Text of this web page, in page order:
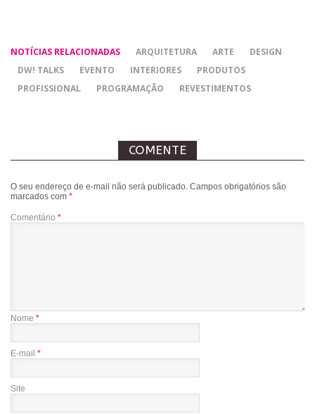
NOTÍCIAS RELACIONADAS ARQUITETURA ARTE
DESIGN
DW! TALKS
EVENTO INTERIORES
PRODUTOS
PROFISSIONAL
PROGRAMAÇÃO REVESTIMENTOS
COMENTE
O seu endereço de e-mail não será publicado. Campos obrigatórios são
marcados com *
Comentário *
Nome *
E-mail *
Site